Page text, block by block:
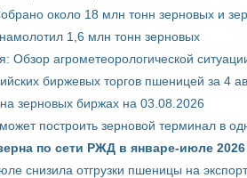
около 18 млн тонн зерновых и
1,6 млн тонн зерновых
Обзор агрометеорологической
биржевых торгов пшеницей за 4
зерновых биржах на 03.08.2026
построить зерновой терминал в
по сети РЖД в январе-июле
снизила отгрузки пшеницы на